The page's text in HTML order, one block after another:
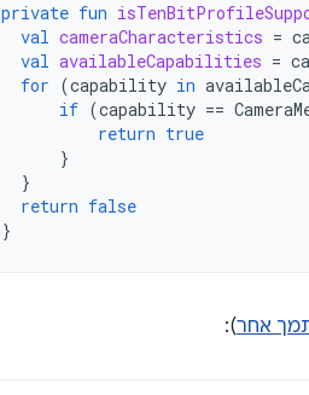
private fun
val cameraCharacteristics =
val availableCapabilities =
for (capability in
if (capability ==
return true
}
}
return false
}
אחר):